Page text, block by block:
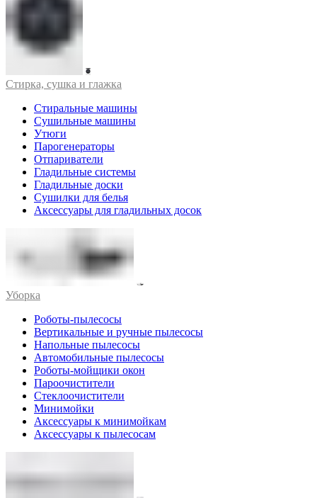
Стирка, сушка и глажка
Стиральные машины
Сушильные машины
Утюги
Парогенераторы
Отпариватели
Гладильные системы
Гладильные доски
Сушилки для белья
Аксессуары для гладильных досок
Уборка
Роботы-пылесосы
Вертикальные и ручные пылесосы
Напольные пылесосы
Автомобильные пылесосы
Роботы-мойщики окон
Пароочистители
Стеклоочистители
Минимойки
Аксессуары к минимойкам
Аксессуары к пылесосам